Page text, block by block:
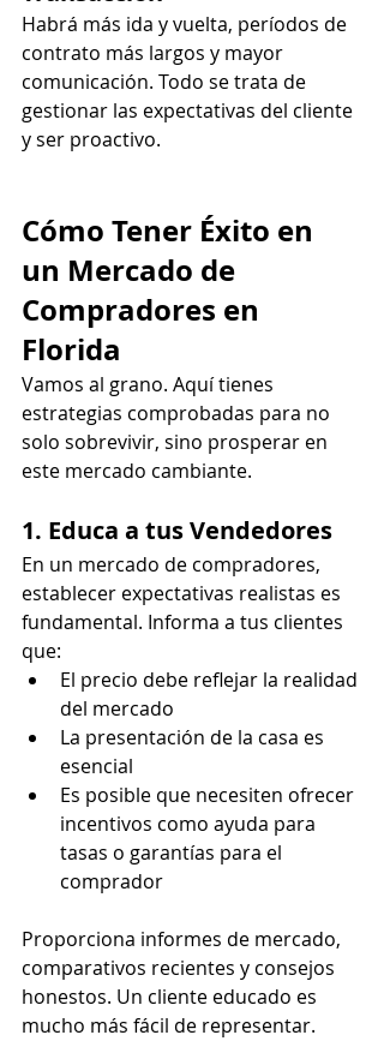
Habrá más ida y vuelta, períodos de
contrato más largos y mayor
comunicación. Todo se trata de
gestionar las expectativas del cliente
y ser proactivo.
Cómo Tener Éxito en
un Mercado de
Compradores en
Florida
Vamos al grano. Aquí tienes
estrategias comprobadas para no
solo sobrevivir, sino prosperar en
este mercado cambiante.
1. Educa a tus Vendedores
En un mercado de compradores,
establecer expectativas realistas es
fundamental. Informa a tus clientes
que:
El precio debe reflejar la realidad
del mercado
La presentación de la casa es
esencial
Es posible que necesiten ofrecer
incentivos como ayuda para
tasas o garantías para el
comprador
Proporciona informes de mercado,
comparativos recientes y consejos
honestos. Un cliente educado es
mucho más fácil de representar.